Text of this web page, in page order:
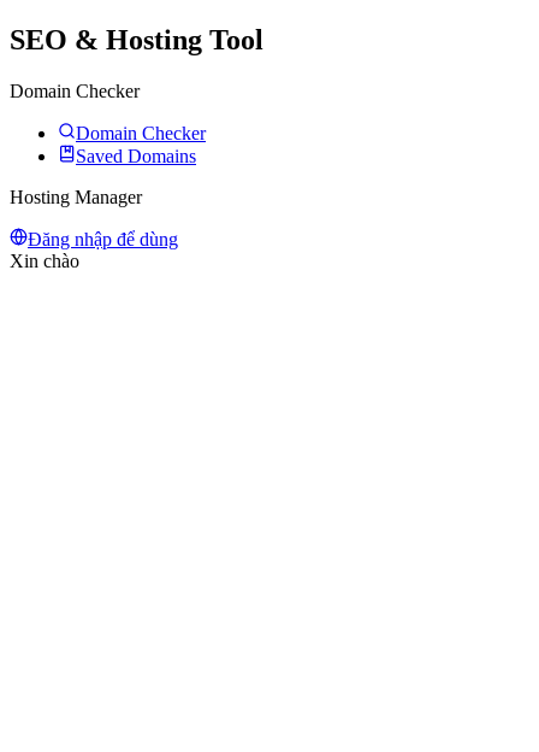
SEO & Hosting Tool
Domain Checker
Domain Checker
Saved Domains
Hosting Manager
Đăng nhập để dùng
Xin chào